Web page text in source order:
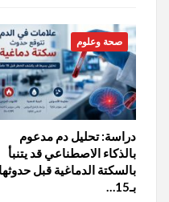
صحة وعلوم
دراسة: تحليل دم مدعوم
بالذكاء الاصطناعي قد يتنبأ
بالسكتة الدماغية قبل حدوثها
بـ15…